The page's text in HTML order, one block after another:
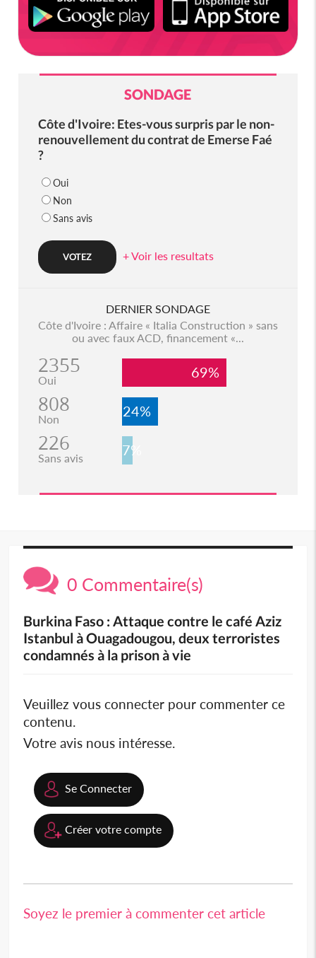
SONDAGE
Côte d'Ivoire: Etes-vous surpris par le non-
renouvellement du contrat de Emerse Faé
?
Oui
Non
Sans avis
+ Voir les resultats
DERNIER SONDAGE
Côte d'Ivoire : Affaire « Italia Construction » sans
ou avec faux ACD, financement «...
2355
Oui 69%
808
Non 24%
226
Sans avis 7%
0 Commentaire(s)
Burkina Faso : Attaque contre le café Aziz
Istanbul à Ouagadougou, deux terroristes
condamnés à la prison à vie
Veuillez vous connecter pour commenter ce
contenu.
Votre avis nous intéresse.
Se Connecter
Créer votre compte
Soyez le premier à commenter cet article